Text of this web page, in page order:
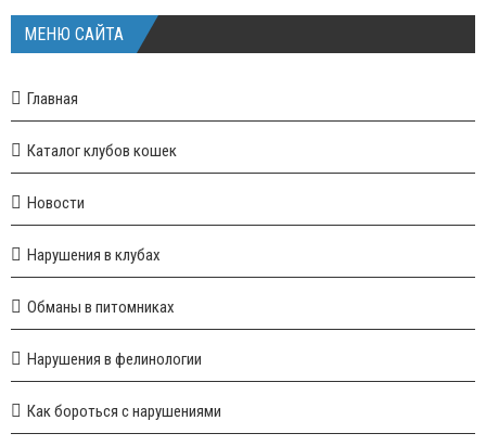
МЕНЮ САЙТА
Главная
Каталог клубов кошек
Новости
Нарушения в клубах
Обманы в питомниках
Нарушения в фелинологии
Как бороться с нарушениями